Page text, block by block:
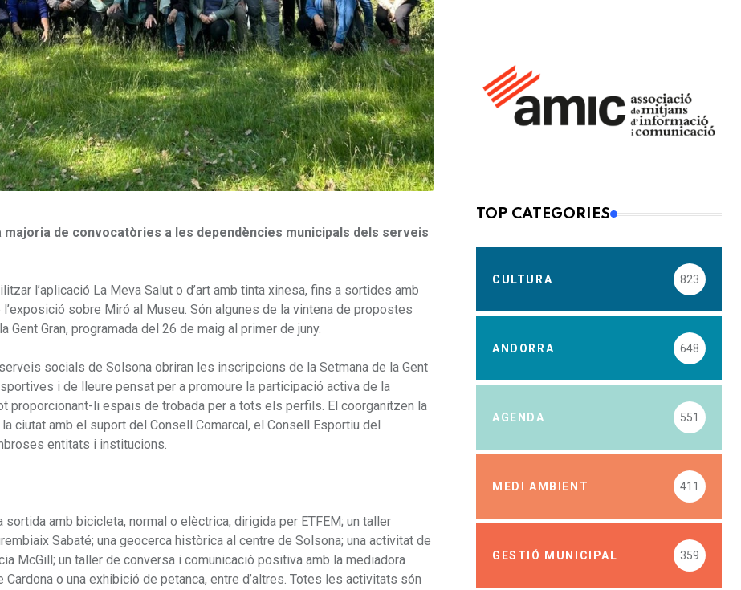
majoria de convocatòries a les dependències municipals dels serveis
l’aplicació La Meva Salut o d’art amb tinta xinesa, fins a sortides amb
sobre Miró al Museu. Són algunes de la vintena de propostes
Gran, programada del 26 de maig al primer de juny.
socials de Solsona obriran les inscripcions de la Setmana de la Gent
i de lleure pensat per a promoure la participació activa de la
proporcionant-li espais de trobada per a tots els perfils. El coorganitzen la
ciutat amb el suport del Consell Comarcal, el Consell Esportiu del
entitats i institucions.
amb bicicleta, normal o elèctrica, dirigida per ETFEM; un taller
Sabaté; una geocerca històrica al centre de Solsona; una activitat de
McGill; un taller de conversa i comunicació positiva amb la mediadora
o una exhibició de petanca, entre d’altres. Totes les activitats són
TOP CATEGORIES
CULTURA 823
ANDORRA 648
AGENDA 551
MEDI AMBIENT 411
GESTIÓ MUNICIPAL 359